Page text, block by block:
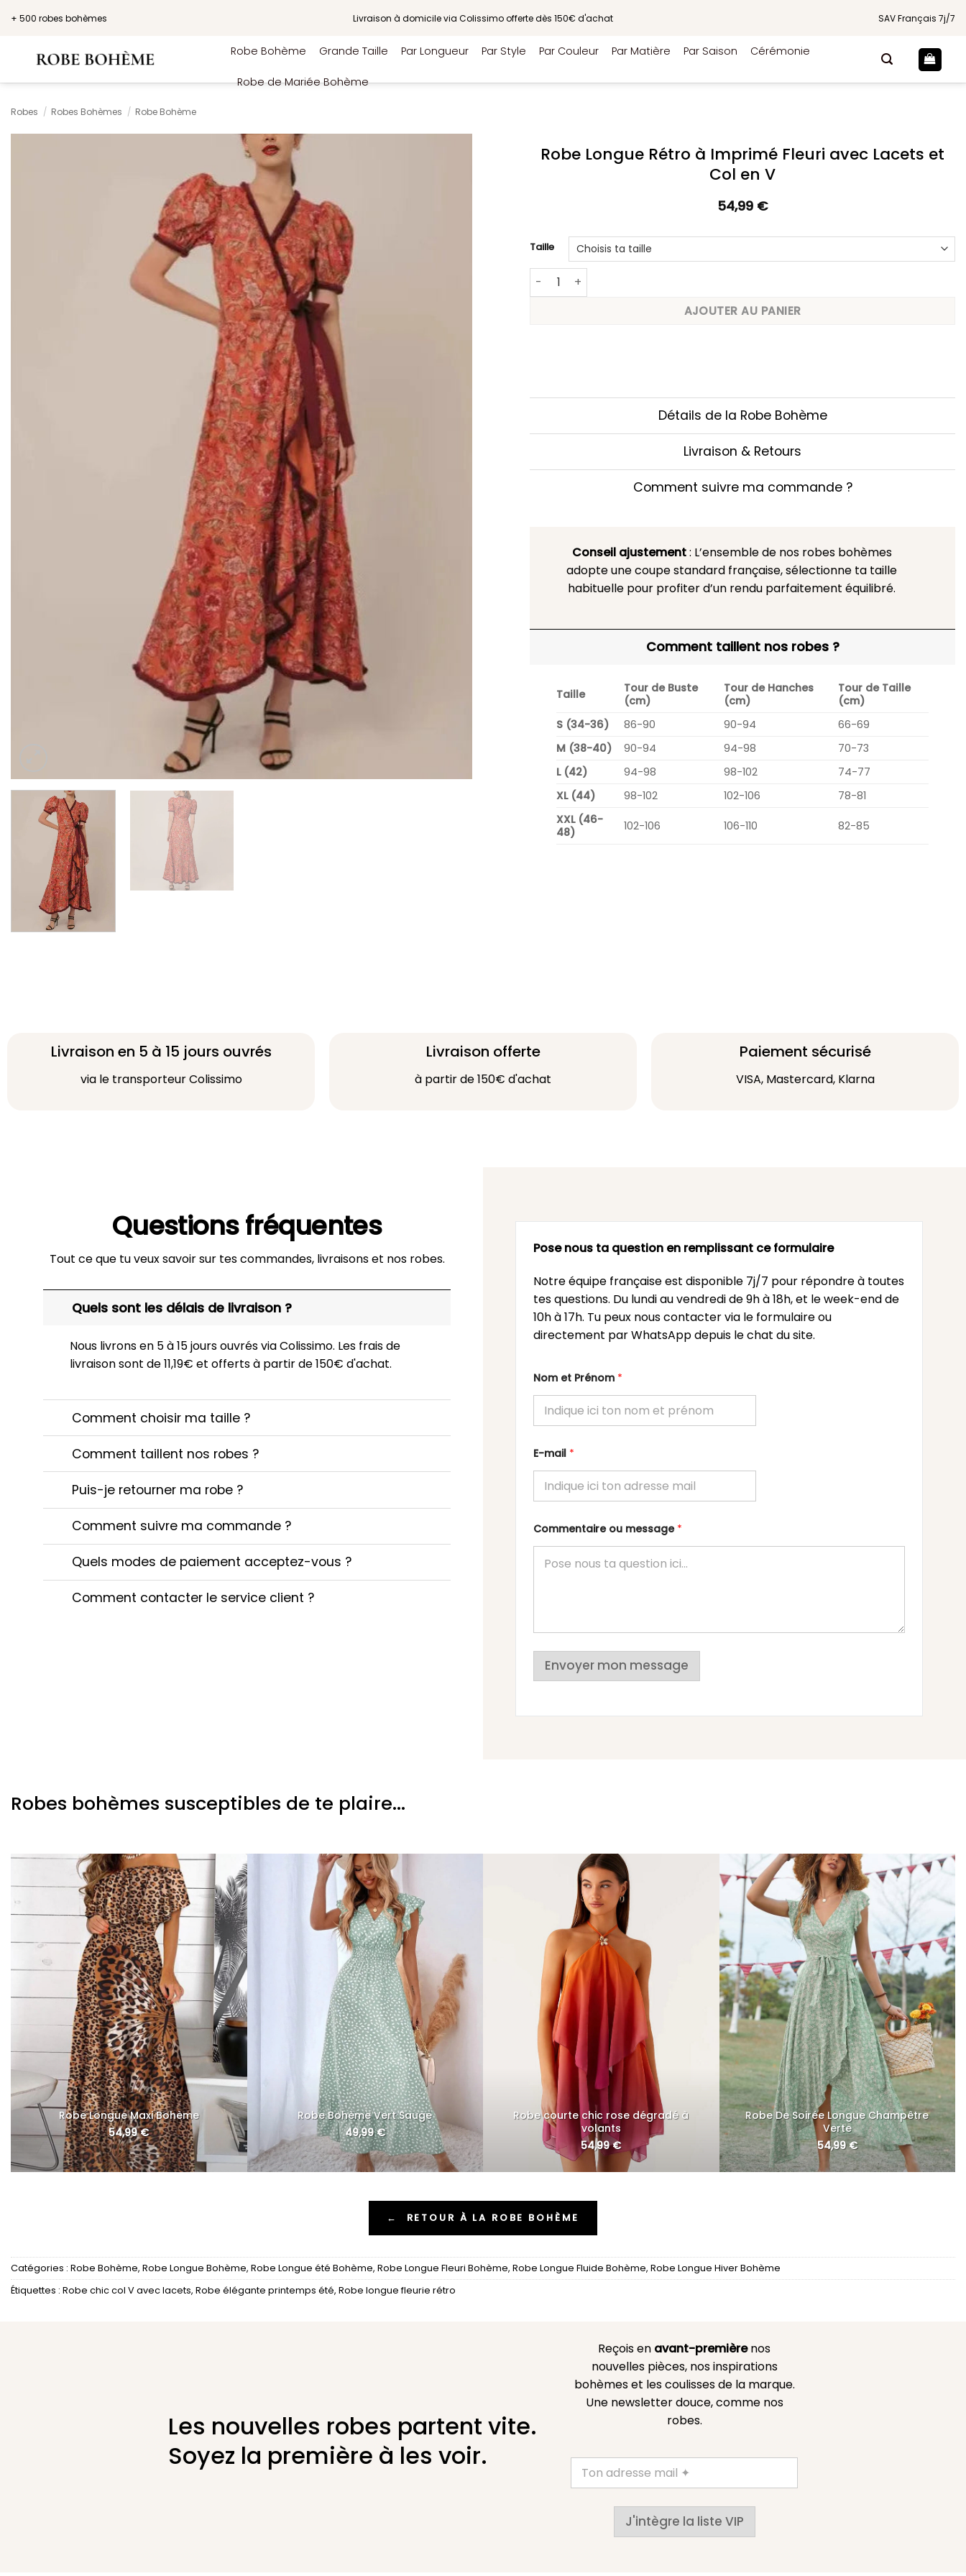
+ 500 robes bohèmes Livraison à domicile via Colissimo offerte dès 150€ d'achat SAV Français 7j/7
Robe Bohème Grande Taille Par Longueur Par Style Par Couleur Par Matière Par Saison Cérémonie
Robe de Mariée Bohème
Robes / Robes Bohèmes / Robe Bohème
Robe Longue Rétro à Imprimé Fleuri avec Lacets et
Col en V
54,99 €
Taille
quantité de Robe Longue Rétro à Imprimé Fleuri avec Lacets et Col en V
AJOUTER AU PANIER
Détails de la Robe Bohème
Livraison & Retours
Comment suivre ma commande ?
Conseil ajustement: L’ensemble de nos robes bohèmes
adopte une coupe standard française, sélectionne ta taille
habituelle pour profiter d’un rendu parfaitement équilibré.
Comment taillent nos robes ?
Taille
Tour de Buste
(cm)
Tour de Hanches
(cm)
Tour de Taille
(cm)
S (34-36)
86-90 90-94
66-69
M (38-40)
90-94 94-98
70-73
L (42)
94-98 98-102
74-77
XL (44)
98-102 102-106
78-81
XXL (46-
48)
102-106 106-110 82-85
Livraison en 5 à 15 jours ouvrés
via le transporteur Colissimo
Livraison offerte
à partir de 150€ d'achat
Paiement sécurisé
VISA, Mastercard, Klarna
Questions fréquentes
Tout ce que tu veux savoir sur tes commandes, livraisons et nos robes.
Quels sont les délais de livraison ?
Nous livrons en 5 à 15 jours ouvrés via Colissimo. Les frais de
livraison sont de 11,19€ et offerts à partir de 150€ d'achat.
Comment choisir ma taille ?
Comment taillent nos robes ?
Puis-je retourner ma robe ?
Comment suivre ma commande ?
Quels modes de paiement acceptez-vous ?
Comment contacter le service client ?
Pose nous ta question en remplissant ce formulaire
Notre équipe française est disponible 7j/7 pour répondre à toutes
tes questions. Du lundi au vendredi de 9h à 18h, et le week-end de
10h à 17h. Tu peux nous contacter via le formulaire ou
directement par WhatsApp depuis le chat du site.
Nom et Prénom *
E-mail *
Commentaire ou message *
Envoyer mon message
Robes bohèmes susceptibles de te plaire...
Robe Longue Maxi Bohème
54,99€
Robe Bohème Vert Sauge
49,99€
Robe courte chic rose dégradé à
volants
54,99€
Robe De Soirée Longue Champêtre
Verte
54,99€
← RETOUR À LA ROBE BOHÈME
Catégories : Robe Bohème, Robe Longue Bohème, Robe Longue été Bohème, Robe Longue Fleuri Bohème, Robe Longue Fluide Bohème, Robe Longue Hiver Bohème
Étiquettes : Robe chic col V avec lacets, Robe élégante printemps été, Robe longue fleurie rétro
Les nouvelles robes partent vite.
Soyez la première à les voir.
Reçois en avant-premièrenos
nouvelles pièces, nos inspirations
bohèmes et les coulisses de la marque.
Une newsletter douce, comme nos
robes.
J'intègre la liste VIP